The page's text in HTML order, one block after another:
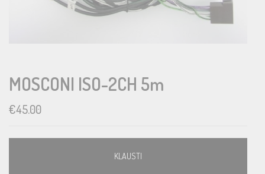
MOSCONI ISO-2CH 5m
€45.00
KLAUSTI